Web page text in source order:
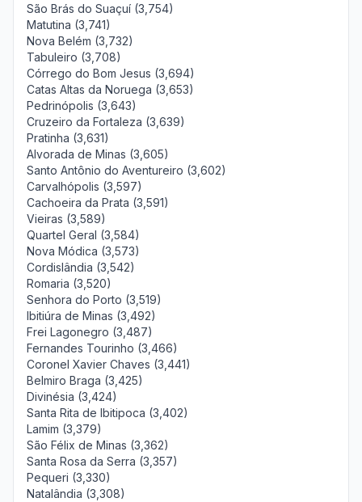
São Brás do Suaçuí (3,754)
Matutina (3,741)
Nova Belém (3,732)
Tabuleiro (3,708)
Córrego do Bom Jesus (3,694)
Catas Altas da Noruega (3,653)
Pedrinópolis (3,643)
Cruzeiro da Fortaleza (3,639)
Pratinha (3,631)
Alvorada de Minas (3,605)
Santo Antônio do Aventureiro (3,602)
Carvalhópolis (3,597)
Cachoeira da Prata (3,591)
Vieiras (3,589)
Quartel Geral (3,584)
Nova Módica (3,573)
Cordislândia (3,542)
Romaria (3,520)
Senhora do Porto (3,519)
Ibitiúra de Minas (3,492)
Frei Lagonegro (3,487)
Fernandes Tourinho (3,466)
Coronel Xavier Chaves (3,441)
Belmiro Braga (3,425)
Divinésia (3,424)
Santa Rita de Ibitipoca (3,402)
Lamim (3,379)
São Félix de Minas (3,362)
Santa Rosa da Serra (3,357)
Pequeri (3,330)
Natalândia (3,308)